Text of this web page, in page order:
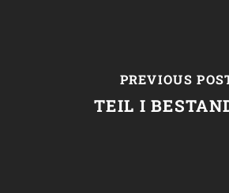
PREVIOUS
TEIL I